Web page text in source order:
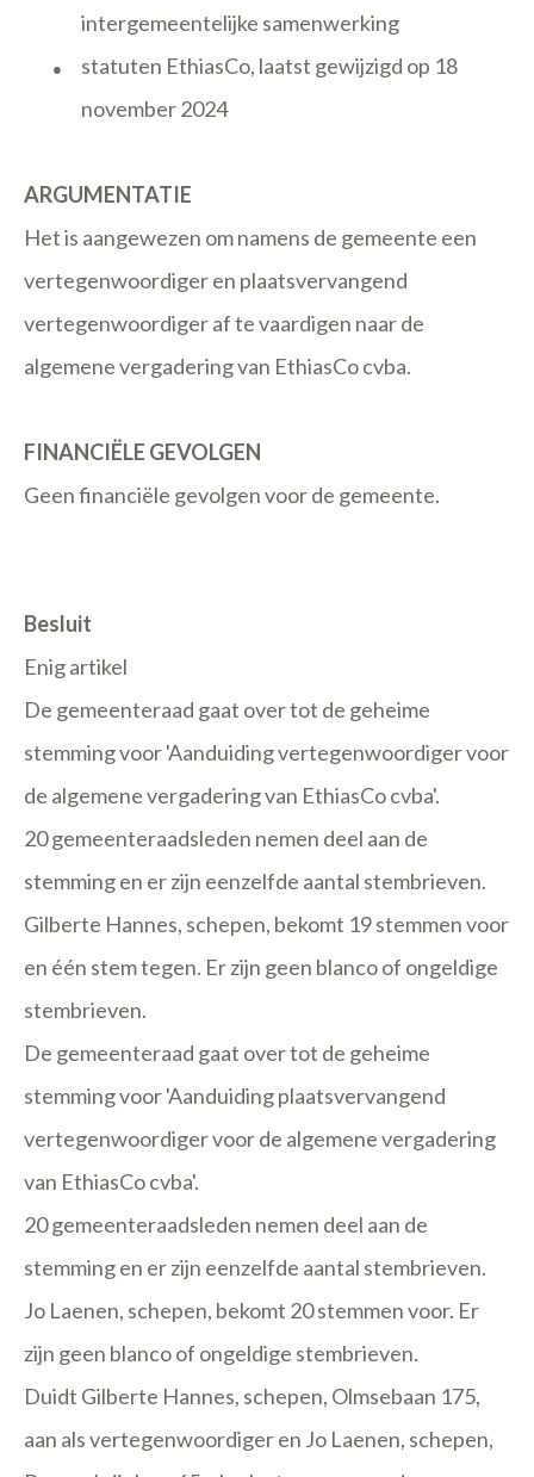
intergemeentelijke samenwerking
●
statuten EthiasCo, laatst gewijzigd op 18
november 2024
ARGUMENTATIE
Het is aangewezen om namens de gemeente een
vertegenwoordiger en plaatsvervangend
vertegenwoordiger af te vaardigen naar de
algemene vergadering van EthiasCo cvba.
FINANCIËLE GEVOLGEN
Geen financiële gevolgen voor de gemeente.
Besluit
Enig artikel
De gemeenteraad gaat over tot de geheime
stemming voor 'Aanduiding vertegenwoordiger voor
de algemene vergadering van EthiasCo cvba'.
20 gemeenteraadsleden nemen deel aan de
stemming en er zijn eenzelfde aantal stembrieven.
Gilberte Hannes, schepen, bekomt 19 stemmen voor
en één stem tegen. Er zijn geen blanco of ongeldige
stembrieven.
De gemeenteraad gaat over tot de geheime
stemming voor 'Aanduiding plaatsvervangend
vertegenwoordiger voor de algemene vergadering
van EthiasCo cvba'.
20 gemeenteraadsleden nemen deel aan de
stemming en er zijn eenzelfde aantal stembrieven.
Jo Laenen, schepen, bekomt 20 stemmen voor. Er
zijn geen blanco of ongeldige stembrieven.
Duidt Gilberte Hannes, schepen, Olmsebaan 175,
aan als vertegenwoordiger en Jo Laenen, schepen,